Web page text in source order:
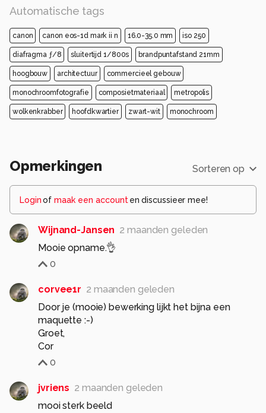
Automatische tags
canon canon eos-1d mark ii n 16.0-35.0 mm iso 250
diafragma ƒ/8 sluitertijd 1/800s brandpuntafstand 21mm
hoogbouw architectuur commercieel gebouw
monochroomfotografie composietmateriaal metropolis
wolkenkrabber hoofdkwartier zwart-wit monochroom
Opmerkingen Sorteren op
Loginof maak een account en discussieer mee!
Wijnand-Jansen 2 maanden geleden
Mooie opname.👌
0
corvee1r 2 maanden geleden
Door je (mooie) bewerking lijkt het bijna een
maquette :-)
Groet,
Cor
0
jvriens 2 maanden geleden
mooi sterk beeld